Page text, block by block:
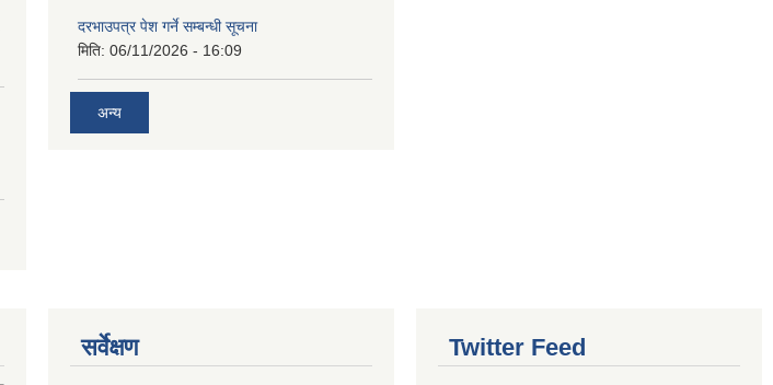
दरभाउपत्र पेश गर्ने सम्बन्धी सूचना
मिति: 06/11/2026 - 16:09
अन्य
सर्वेक्षण Twitter Feed